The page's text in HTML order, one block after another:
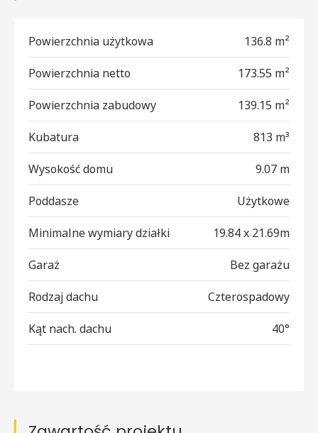
Powierzchnia użytkowa 136.8 m²
Powierzchnia netto 173.55 m²
Powierzchnia zabudowy 139.15 m²
Kubatura 813 m³
Wysokość domu 9.07 m
Poddasze Użytkowe
Minimalne wymiary działki 19.84 x 21.69m
Garaż Bez garażu
Rodzaj dachu Czterospadowy
Kąt nach. dachu 40°